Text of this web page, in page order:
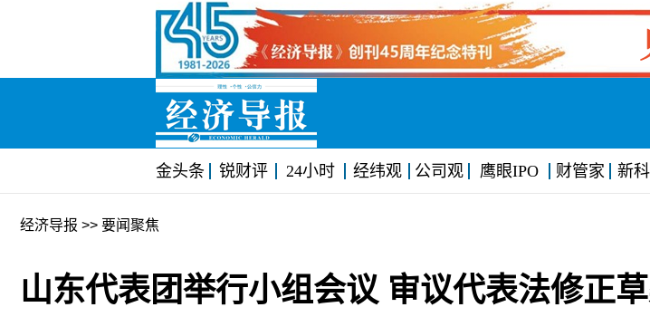
金头条 锐财评 24小时 经纬观 公司观 鹰眼IPO 财管家 新
经济导报 >> 要闻聚焦
山东代表团举行小组会议 审议代表法修正